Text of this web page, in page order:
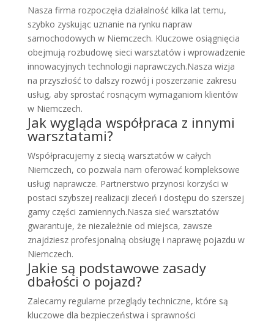
Nasza firma rozpoczęła działalność kilka lat temu,
szybko zyskując uznanie na rynku napraw
samochodowych w Niemczech. Kluczowe osiągnięcia
obejmują rozbudowę sieci warsztatów i wprowadzenie
innowacyjnych technologii naprawczych.Nasza wizja
na przyszłość to dalszy rozwój i poszerzanie zakresu
usług, aby sprostać rosnącym wymaganiom klientów
w Niemczech.
Jak wygląda współpraca z innymi
warsztatami?
Współpracujemy z siecią warsztatów w całych
Niemczech, co pozwala nam oferować kompleksowe
usługi naprawcze. Partnerstwo przynosi korzyści w
postaci szybszej realizacji zleceń i dostępu do szerszej
gamy części zamiennych.Nasza sieć warsztatów
gwarantuje, że niezależnie od miejsca, zawsze
znajdziesz profesjonalną obsługę i naprawę pojazdu w
Niemczech.
Jakie są podstawowe zasady
dbałości o pojazd?
Zalecamy regularne przeglądy techniczne, które są
kluczowe dla bezpieczeństwa i sprawności